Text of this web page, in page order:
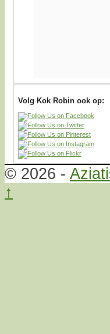
Volg Kok Robin ook op:
© 2026 -
↑